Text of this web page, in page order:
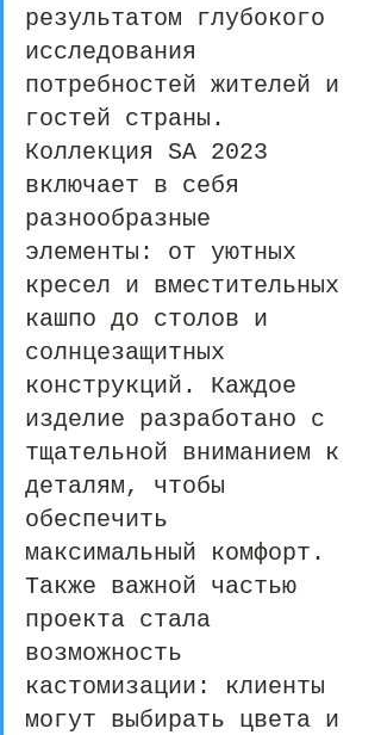
результатом глубокого
исследования
потребностей жителей и
гостей страны.
Коллекция SA 2023
включает в себя
разнообразные
элементы: от уютных
кресел и вместительных
кашпо до столов и
солнцезащитных
конструкций. Каждое
изделие разработано с
тщательной вниманием к
деталям, чтобы
обеспечить
максимальный комфорт.
Также важной частью
проекта стала
возможность
кастомизации: клиенты
могут выбирать цвета и